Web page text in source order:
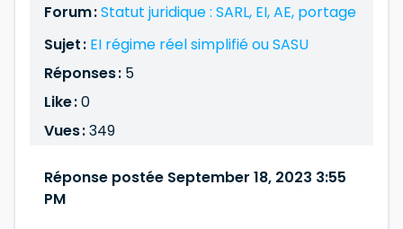
Forum :Statut juridique : SARL, EI, AE, portage
Sujet : EI régime réel simplifié ou SASU
Réponses : 5
Like :0
Vues :349
Réponse postée September 18, 2023 3:55
PM